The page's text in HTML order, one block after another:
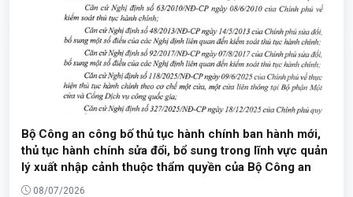
Bộ Công an công bố thủ tục hành chính ban hành mới,
thủ tục hành chính sửa đổi, bổ sung trong lĩnh vực quản
lý xuất nhập cảnh thuộc thẩm quyền của Bộ Công an
08/07/2026